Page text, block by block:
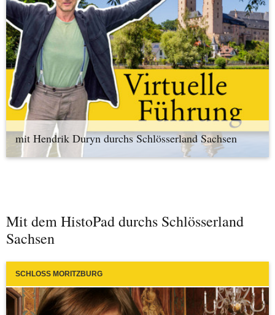
mit Hendrik Duryn durchs Schlösserland Sachsen
Mit dem HistoPad durchs Schlösserland
Sachsen
SCHLOSS MORITZBURG